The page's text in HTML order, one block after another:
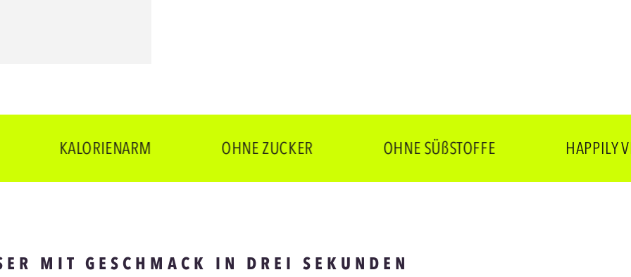
KALORIENARM OHNE ZUCKER OHNE SÜßSTOFFE HAPPILY VEGAN
MIT GESCHMACK IN DREI SEKUNDEN